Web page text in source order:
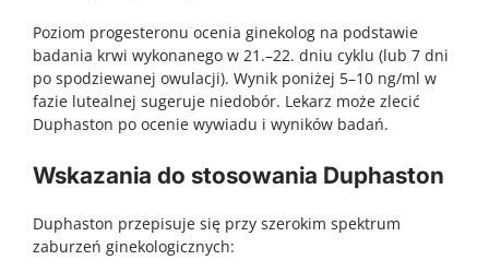
Poziom progesteronu ocenia ginekolog na podstawie
badania krwi wykonanego w 21.–22. dniu cyklu (lub 7 dni
po spodziewanej owulacji). Wynik poniżej 5–10 ng/ml w
fazie lutealnej sugeruje niedobór. Lekarz może zlecić
Duphaston po ocenie wywiadu i wyników badań.
Wskazania do stosowania Duphaston
Duphaston przepisuje się przy szerokim spektrum
zaburzeń ginekologicznych: